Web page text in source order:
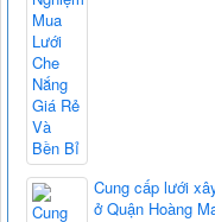
Cung cấp lưới
ở Quận Hoàng